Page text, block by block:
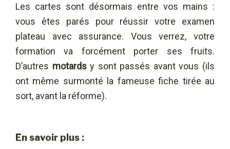
Les cartes sont désormais entre vos mains :
vous êtes parés pour réussir votre examen
plateau avec assurance. Vous verrez, votre
formation va forcément porter ses fruits.
D’autres motardsy sont passés avant vous (ils
ont même surmonté la fameuse fiche tirée au
sort, avant la réforme).
En savoir plus :